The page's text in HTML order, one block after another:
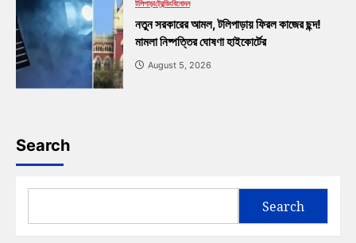
টলিপাড়াট্রেন্ডিংবিনোদন
নতুন সরকারের আমল, টলিপাড়ায় ফিরল কাজের ছন্দ!
মামলা নিষ্পত্তির ঘোষণা হাইকোর্টের
August 5, 2026
Search
Search